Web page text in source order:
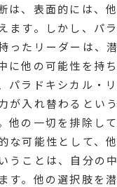
は、表面的には、
ます。しかし、パ
ったリーダーは、
に他の可能性を持
パラドキシカル・
が入れ替わるとい
他の一切を排除し
な可能性として、
うことは、自分の
す。他の選択肢を